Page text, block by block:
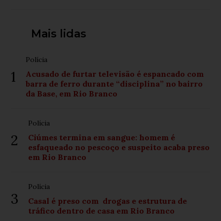
Mais lidas
1
Polícia
Acusado de furtar televisão é espancado com
barra de ferro durante “disciplina” no bairro
da Base, em Rio Branco
2
Polícia
Ciúmes termina em sangue: homem é
esfaqueado no pescoço e suspeito acaba preso
em Rio Branco
3
Polícia
Casal é preso com drogas e estrutura de
tráfico dentro de casa em Rio Branco